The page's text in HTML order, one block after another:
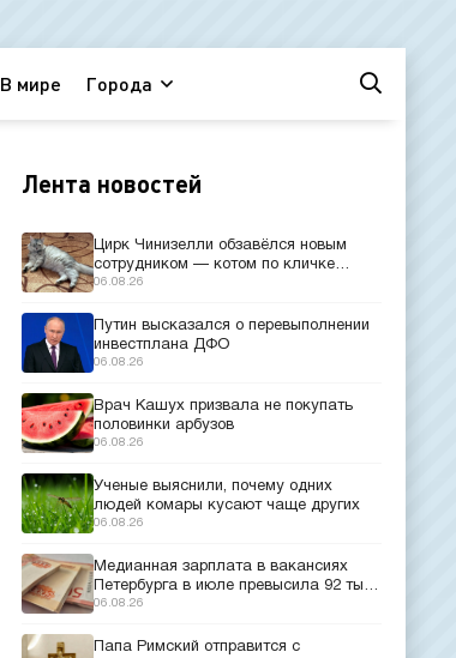
В мире Города
Лента новостей
Цирк Чинизелли обзавёлся новым
сотрудником — котом по кличке
Манеж из Эрмитажа
06.08.26
Путин высказался о перевыполнении
инвестплана ДФО
06.08.26
Врач Кашух призвала не покупать
половинки арбузов
06.08.26
Ученые выяснили, почему одних
людей комары кусают чаще других
06.08.26
Медианная зарплата в вакансиях
Петербурга в июле превысила 92 тыс.
рублей
06.08.26
Папа Римский отправится с